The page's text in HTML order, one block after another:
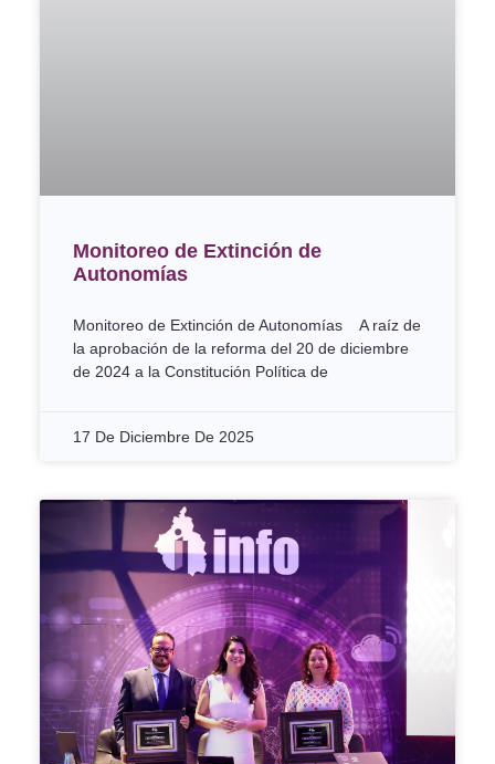
Monitoreo de Extinción de
Autonomías
Monitoreo de Extinción de Autonomías A raíz de
la aprobación de la reforma del 20 de diciembre
de 2024 a la Constitución Política de
17 De Diciembre De 2025